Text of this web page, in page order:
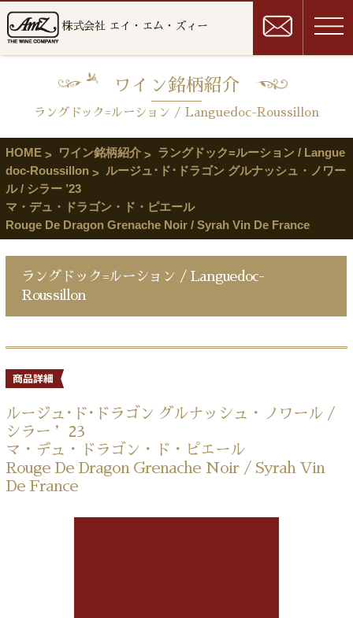
株式会社 エイ・エム・ズィー
ワイン銘柄紹介
ラングドック=ルーション / Languedoc-Roussillon
HOME ワイン銘柄紹介
ラングドック=ルーション / Langue
doc-Roussillon
ルージュ･ド･ドラゴン グルナッシュ・ノワー
ル / シラー ’23
マ・デュ・ドラゴン・ド・ピエール
Rouge De Dragon Grenache Noir / Syrah Vin De France
ラングドック=ルーション / Languedoc-
Roussillon
ルージュ･ド･ドラゴン グルナッシュ・ノワール /
シラー ’23
マ・デュ・ドラゴン・ド・ピエール
Rouge De Dragon Grenache Noir / Syrah Vin
De France